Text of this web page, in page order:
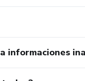
informaciones